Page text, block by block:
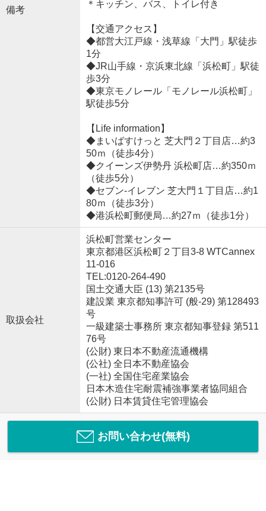
備考
＊キッチン、バス、トイレ付き
【交通アクセス】
◆都営大江戸線・浅草線「大門」駅徒歩
1分
◆JR山手線・京浜東北線「浜松町」駅徒
歩3分
◆東京モノレール「モノレール浜松町」
駅徒歩5分
【Life information】
◆まいばすけっと 芝大門２丁目店…約3
50ｍ（徒歩4分）
◆クイーンズ伊勢丹 浜松町店…約350ｍ
（徒歩5分）
◆セブン-イレブン 芝大門１丁目店…約1
80ｍ（徒歩3分）
◆港浜松町郵便局…約27ｍ（徒歩1分）
取扱会社
浜松町営業センター
東京都港区浜松町２丁目3-8 WTCannex
11-016
TEL:0120-264-490
国土交通大臣 (13) 第2135号
建設業 東京都知事許可 (般-29) 第128493
号
一級建築士事務所 東京都知事登録 第511
76号
(公財) 東日本不動産流通機構
(公社) 全日本不動産協会
(一社) 全国住宅産業協会
日本木造住宅耐震補強事業者協同組合
(公財) 日本賃貸住宅管理協会
お問い合わせ(無料)